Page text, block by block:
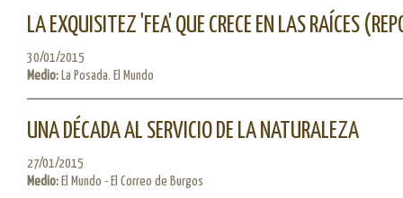
LA EXQUISITEZ 'FEA' QUE CRECE EN LAS RAÍCES
30/01/2015
Medio:La Posada. El Mundo
UNA DÉCADA AL SERVICIO DE LA NATURALEZA
27/01/2015
Medio:El Mundo - El Correo de Burgos